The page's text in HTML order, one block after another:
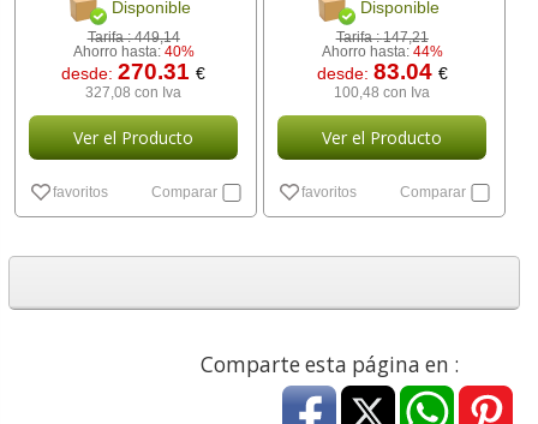
Disponible
Tarifa :449,14
Ahorro hasta: 40%
desde:270.31€
327,08 con Iva
Ver el Producto
favoritos Comparar
Disponible
Tarifa :147,21
Ahorro hasta: 44%
desde: 83.04 €
100,48 con Iva
Ver el Producto
favoritos Comparar
Comparte esta página en :